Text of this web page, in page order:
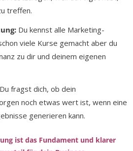
treffen.
Du kennst alle Marketing-
viele Kurse gemacht aber du
zu dir und deinem eigenen
Du fragst dich, ob dein
noch etwas wert ist, wenn eine
generieren kann.
ist das Fundament und klarer